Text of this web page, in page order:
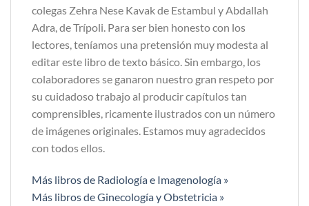
colegas Zehra Nese Kavak de Estambul y Abdallah
Adra, de Trípoli. Para ser bien honesto con los
lectores, teníamos una pretensión muy modesta al
editar este libro de texto básico. Sin embargo, los
colaboradores se ganaron nuestro gran respeto por
su cuidadoso trabajo al producir capítulos tan
comprensibles, ricamente ilustrados con un número
de imágenes originales. Estamos muy agradecidos
con todos ellos.
Más libros de Radiología e Imagenología »
Más libros de Ginecología y Obstetricia »